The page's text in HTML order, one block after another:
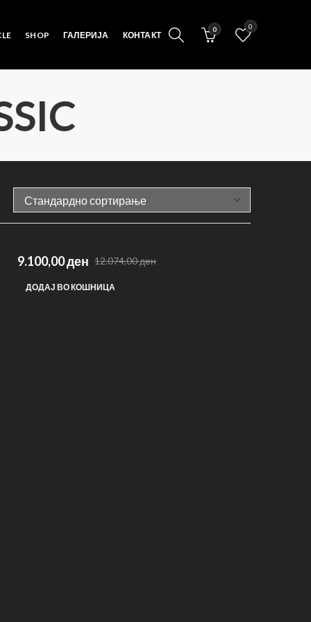
SHOP ГАЛЕРИЈА КОНТАКТ
0 0
12.074,00ден
Original
price
9.100,00ден
Current
price
ДОДАЈ ВО КОШНИЦА